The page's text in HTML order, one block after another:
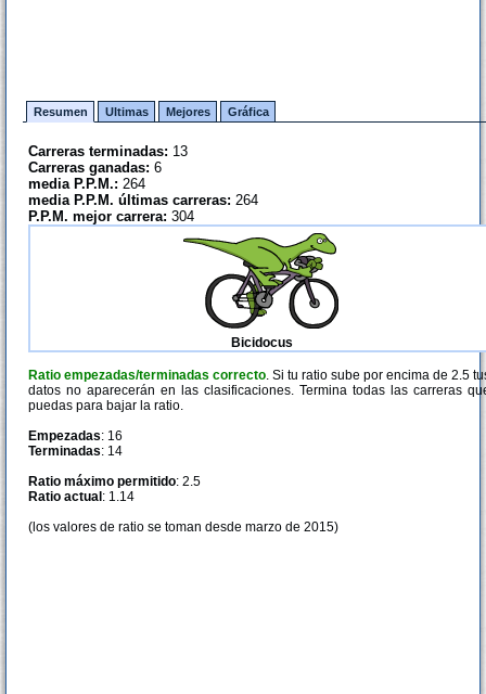
Resumen Ultimas Mejores Gráfica
Carreras terminadas: 13
Carreras ganadas: 6
media P.P.M.: 264
media P.P.M. últimas carreras: 264
P.P.M. mejor carrera: 304
Bicidocus
Ratio empezadas/terminadas correcto. Si tu ratio sube por encima de 2.5
datos no aparecerán en las clasificaciones. Termina todas las carreras
puedas para bajar la ratio.
Empezadas: 16
Terminadas: 14
Ratio máximo permitido: 2.5
Ratio actual : 1.14
(los valores de ratio se toman desde marzo de 2015)